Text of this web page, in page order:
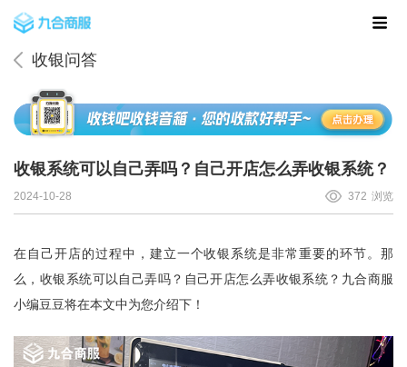
收银问答
收银系统可以自己弄吗？自己开店怎么弄收银系统？
372 浏览
2024-10-28
在自己开店的过程中，建立一个收银系统是非常重要的环节。那
么，收银系统可以自己弄吗？自己开店怎么弄收银系统？ 九合商服
小编豆豆将在本文中为您介绍下！